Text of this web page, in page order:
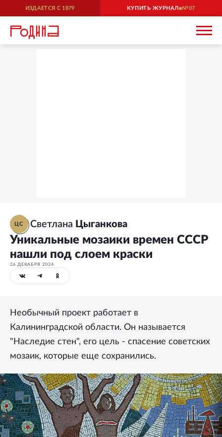
ИЗДАЕТСЯ С 1879 КУПИТЬ ЖУРНАЛ 07
ЦС Светлана Цыганкова
Уникальные мозаики времен СССР
нашли под слоем краски
26 ДЕКАБРЯ 2024
Необычный проект работает в
Калининградской области. Он называется
"Наследие стен", его цель - спасение советских
мозаик, которые еще сохранились.